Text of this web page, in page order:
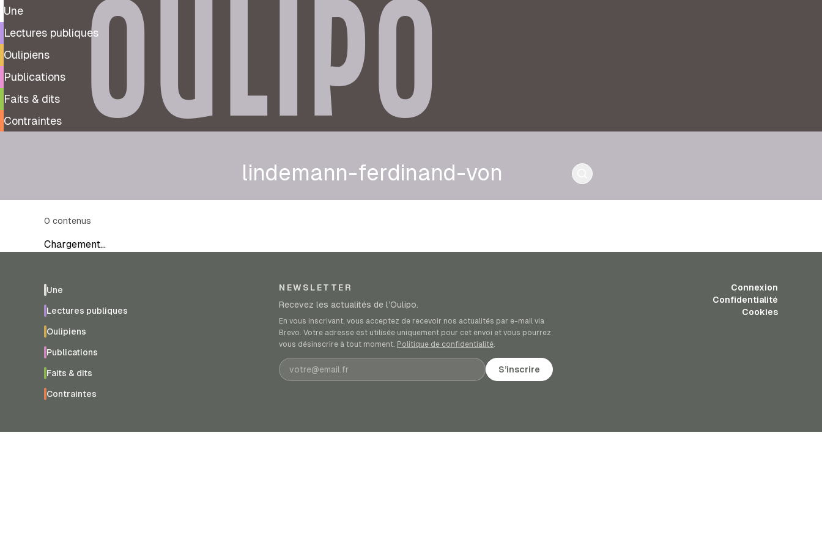
Une
Lectures publiques
Oulipiens
Publications
Faits & dits
Contraintes
OULIPO
lindemann-ferdinand-von
0 contenus
Chargement…
Une
Lectures publiques
Oulipiens
Publications
Faits & dits
Contraintes
NEWSLETTER
Recevez les actualités de l’Oulipo.
En vous inscrivant, vous acceptez de recevoir nos actualités par e-mail via
Brevo. Votre adresse est utilisée uniquement pour cet envoi et vous pourrez
vous désinscrire à tout moment. Politique de confidentialité.
Adresse e-mail S’inscrire
Connexion
Confidentialité
Cookies